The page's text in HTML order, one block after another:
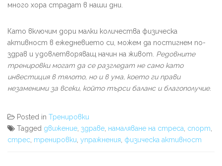
много хора страдат в наши дни.
Като включим дори малки количества физическа
активност в ежедневието си, можем да постигнем по-
здрав и удовлетворяващ начин на живот. Редовните
тренировки могат да се разгледат не само като
инвестиция в тялото, но и в ума, което ги прави
незаменими за всеки, който търси баланс и благополучие.
Posted in Тренировки
Tagged движение здраве намаляване на стреса спорт
стрес тренировки упражнения физическа активност